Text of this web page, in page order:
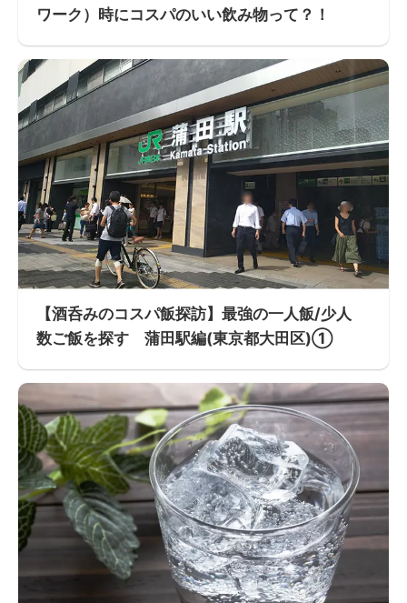
ワーク）時にコスパのいい飲み物って？！
【酒呑みのコスパ飯探訪】最強の一人飯/少人
数ご飯を探す 蒲田駅編(東京都大田区)①